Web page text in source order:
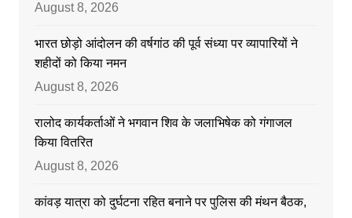
August 8, 2026
भारत छोड़ो आंदोलन की वर्षगांठ की पूर्व संध्या पर व्यापारियों ने
शहीदों को किया नमन
August 8, 2026
रालोद कार्यकर्ताओं ने भगवान शिव के जलाभिषेक को गंगाजल
किया वितरित
August 8, 2026
कांवड़ यात्रा को दुर्घटना रहित बनाने पर पुलिस की मंथन बैठक,